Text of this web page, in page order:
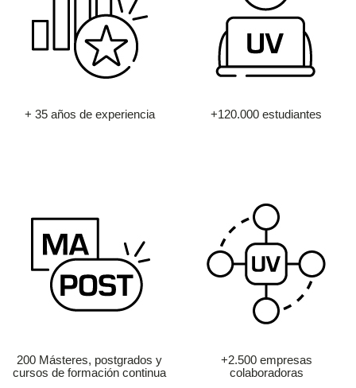
+ 35 años de experiencia +120.000 estudiantes
200 Másteres, postgrados y
cursos de formación continua
+2.500 empresas
colaboradoras